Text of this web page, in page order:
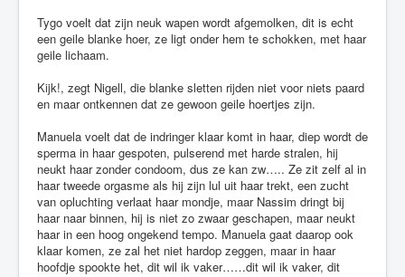
Tygo voelt dat zijn neuk wapen wordt afgemolken, dit is echt
een geile blanke hoer, ze ligt onder hem te schokken, met haar
geile lichaam.
Kijk!, zegt Nigell, die blanke sletten rijden niet voor niets paard
en maar ontkennen dat ze gewoon geile hoertjes zijn.
Manuela voelt dat de indringer klaar komt in haar, diep wordt de
sperma in haar gespoten, pulserend met harde stralen, hij
neukt haar zonder condoom, dus ze kan zw….. Ze zit zelf al in
haar tweede orgasme als hij zijn lul uit haar trekt, een zucht
van opluchting verlaat haar mondje, maar Nassim dringt bij
haar naar binnen, hij is niet zo zwaar geschapen, maar neukt
haar in een hoog ongekend tempo. Manuela gaat daarop ook
klaar komen, ze zal het niet hardop zeggen, maar in haar
hoofdje spookte het, dit wil ik vaker……dit wil ik vaker, dit